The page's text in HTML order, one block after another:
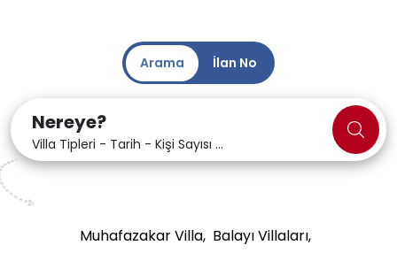
Arama İlan No
Nereye?
Villa Tipleri - Tarih - Kişi Sayısı ...
Muhafazakar Villa, Balayı Villaları,